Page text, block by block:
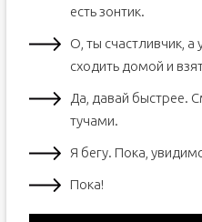
есть зонтик.
О, ты счастливчик,
сходить домой и
Да, давай быстрее.
тучами.
Я бегу. Пока,
Пока!